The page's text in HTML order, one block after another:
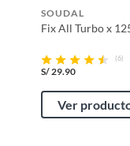
SOUDAL
Fix All Turbo x
(6)
S/29.90
Ver